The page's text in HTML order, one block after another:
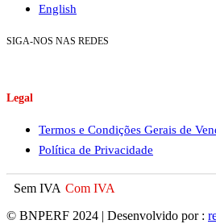
English
SIGA-NOS NAS REDES
Legal
Termos e Condições Gerais de
Política de Privacidade
Sem IVA Com IVA
© BNPERF 2024 | Desenvolvido por :